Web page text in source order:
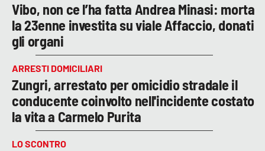
Vibo, non ce l’ha fatta Andrea Minasi: morta
la 23enne investita su viale Affaccio, donati
gli organi
ARRESTI DOMICILIARI
Zungri, arrestato per omicidio stradale il
conducente coinvolto nell'incidente costato
la vita a Carmelo Purita
LO SCONTRO